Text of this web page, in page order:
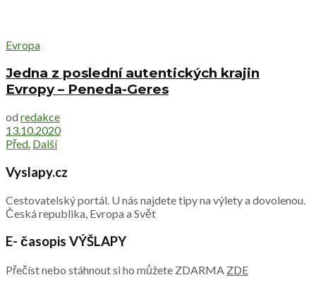
Evropa
Jedna z poslední autentických krajin
Evropy – Peneda-Geres
od redakce
13.10.2020
Před. Další
Vyslapy.cz
Cestovatelský portál. U nás najdete tipy na výlety a dovolenou.
Česká republika, Evropa a Svět
E- časopis VÝŠLAPY
Přečíst nebo stáhnout si ho můžete ZDARMA ZDE